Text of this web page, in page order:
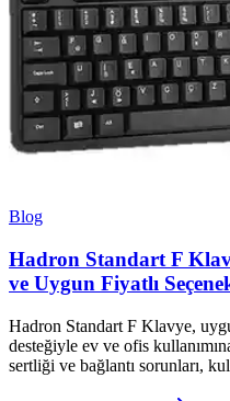
Blog
Hadron Standart F
ve Uygun Fiyatlı
Hadron Standart F Klavye,
desteğiyle ev ve ofis
sertliği ve bağlantı sorunları,